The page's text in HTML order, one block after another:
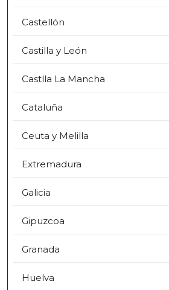
Castellón
Castilla y León
Castlla La Mancha
Cataluña
Ceuta y Melilla
Extremadura
Galicia
Gipuzcoa
Granada
Huelva